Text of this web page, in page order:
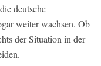
deutsche
weiter wachsen. Ob
der Situation in der